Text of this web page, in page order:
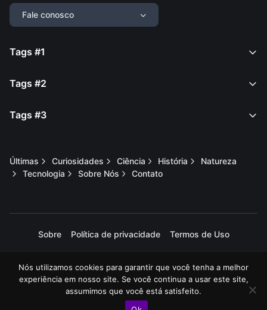
Fale conosco
Tags #1
Tags #2
Tags #3
Últimas Curiosidades Ciência História
Natureza
Tecnologia
Sobre Nós Contato
Sobre Política de privacidade Termos de Uso
2025 © Todos os direitos reservados. Curiei.
Nós utilizamos cookies para garantir que você tenha a melhor
experiência em nosso site. Se você continua a usar este site,
assumimos que você está satisfeito.